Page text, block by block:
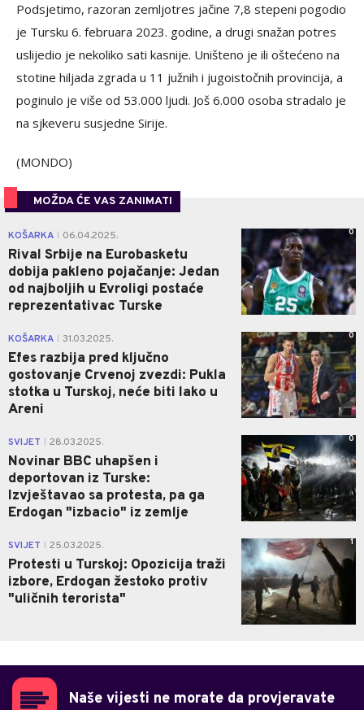
Podsjetimo, razoran zemljotres jačine 7,8 stepeni pogodio
je Tursku 6. februara 2023. godine, a drugi snažan potres
uslijedio je nekoliko sati kasnije. Uništeno je ili oštećeno na
stotine hiljada zgrada u 11 južnih i jugoistočnih provincija, a
poginulo je više od 53.000 ljudi. Još 6.000 osoba stradalo je
na sjkeveru susjedne Sirije.
(MONDO)
MOŽDA ĆE VAS ZANIMATI
KOŠARKA 06.04.2025.
Rival Srbije na Eurobasketu
dobija pakleno pojačanje: Jedan
od najboljih u Evroligi postaće
reprezentativac Turske
0
KOŠARKA 31.03.2025.
Efes razbija pred ključno
gostovanje Crvenoj zvezdi: Pukla
stotka u Turskoj, neće biti lako u
Areni
0
SVIJET 28.03.2025.
Novinar BBC uhapšen i
deportovan iz Turske:
Izvještavao sa protesta, pa ga
Erdogan "izbacio" iz zemlje
0
SVIJET 25.03.2025.
Protesti u Turskoj: Opozicija traži
izbore, Erdogan žestoko protiv
"uličnih terorista"
1
Naše vijesti ne morate da provjeravate